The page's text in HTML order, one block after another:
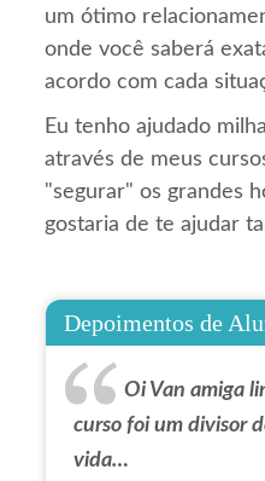
um ótimo
onde você saberá
acordo com cada
Eu tenho ajudado
através de meus
"segurar" os grandes
gostaria de te ajudar
Depoimentos de
Oi Van amiga
curso foi um divisor
vida…